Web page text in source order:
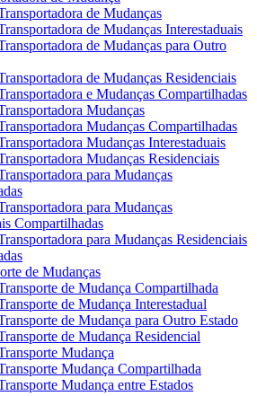
de Mudanças
de Mudanças Interestaduais
de Mudanças para Outro
de Mudanças Residenciais
e Mudanças Compartilhadas
Mudanças
Mudanças Compartilhadas
Mudanças Interestaduais
Mudanças Residenciais
para Mudanças
para Mudanças
Compartilhadas
para Mudanças Residenciais
de Mudanças
de Mudança Compartilhada
de Mudança Interestadual
de Mudança para Outro Estado
de Mudança Residencial
Mudança
Mudança Compartilhada
Mudança entre Estados